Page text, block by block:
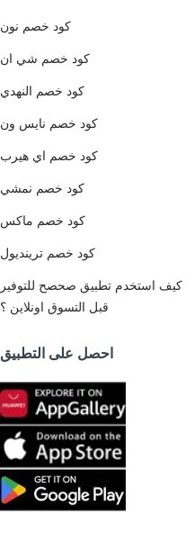
كود خصم نون
كود خصم شي ان
كود خصم النهدي
كود خصم نايس ون
كود خصم اي هيرب
كود خصم نمشي
كود خصم ماكس
كود خصم ترينديول
كيف استخدم تطبيق صحصح للتوفير
قبل التسوق اونلاين ؟
احصل على التطبيق